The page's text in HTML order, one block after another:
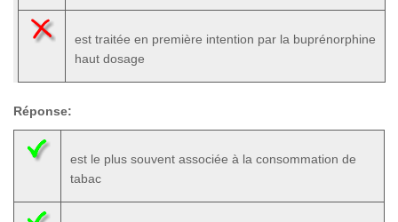
est traitée en première intention par la buprénorphine
haut dosage
Réponse:
est le plus souvent associée à la consommation de
tabac